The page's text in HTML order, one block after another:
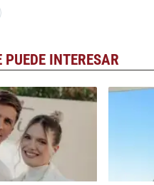
INTERESAR